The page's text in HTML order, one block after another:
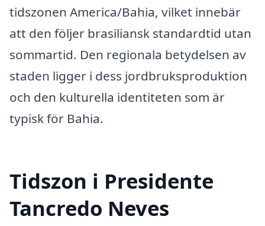
tidszonen America/Bahia, vilket innebär
att den följer brasiliansk standardtid utan
sommartid. Den regionala betydelsen av
staden ligger i dess jordbruksproduktion
och den kulturella identiteten som är
typisk för Bahia.
Tidszon i Presidente
Tancredo Neves